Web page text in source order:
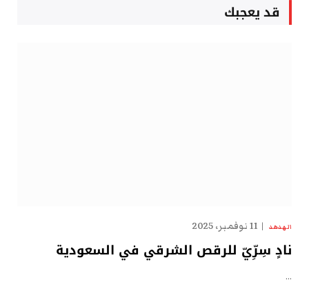
قد يعجبك
الهدهد 11 نوفمبر، 2025
نادٍ سِرِّيّ للرقص الشرقي في السعودية
…